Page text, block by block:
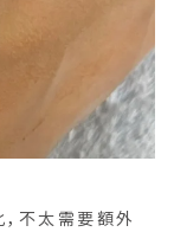
不太需要額外